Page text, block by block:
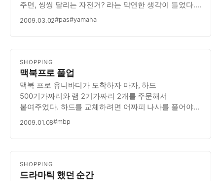
주면, 씽씽 달리는 자전거? 라는 막연한 생각이 들었다.
만만치 않은 가격에도 불구하고, 언뜻 든 생각은
못해서, 직접 타 보기로 했다. 논현동에 있는 매장…
2009.03.02#pas#yamaha
SHOPPING
맥북프로 풀업
맥북 프로 유니바디가 도착하자 마자, 하드
500기가짜리와 램 2기가짜리 2개를 주문해서
붙여주었다. 하드를 교체하려면 어짜피 나사를 풀어야
하기 때문에, 하는 김에 램도 올리는 것이 좋다고
2009.01.08#mbp
SHOPPING
드라마틱 했던 순간